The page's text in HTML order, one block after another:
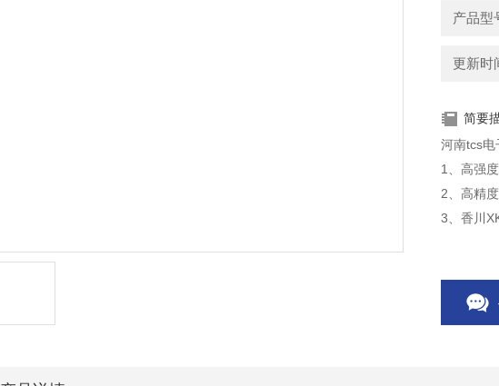
产品型
更新时
简要
河南tcs电
1、高强
2、高精
3、香川